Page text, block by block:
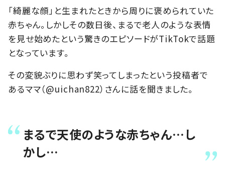
「綺麗な顔」と生まれたときから周りに褒められていた
赤ちゃん。しかしその数日後、まるで老人のような表情
を見せ始めたという驚きのエピソードがTikTokで話題
となっています。
その変貌ぶりに思わず笑ってしまったという投稿者で
あるママ（@uichan822）さんに話を聞きました。
まるで天使のような赤ちゃん…し
かし…